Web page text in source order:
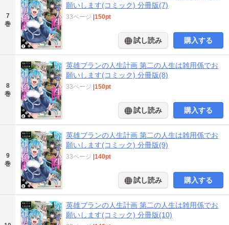
7
巻
願いします(コミック) 分冊版(7)
33ページ |150pt
試し読み 購入する
8
巻
英雄ブランの人生計画 第二の人生は雑用係でお
願いします(コミック) 分冊版(8)
33ページ |150pt
試し読み 購入する
9
巻
英雄ブランの人生計画 第二の人生は雑用係でお
願いします(コミック) 分冊版(9)
33ページ |140pt
試し読み 購入する
英雄ブランの人生計画 第二の人生は雑用係でお
願いします(コミック) 分冊版(10)